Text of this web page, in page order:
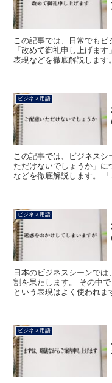
この記事では、日常でも
「改めて御礼申し上げま
表現などを徹底解説しま
ビジネス用語
この記事では、ビジネス
ただけないでしょうか」
などを徹底解説します。
ビジネス用語
日本のビジネスシーンで
割を果たします。 その中
という表現はよく使われま
ビジネス用語